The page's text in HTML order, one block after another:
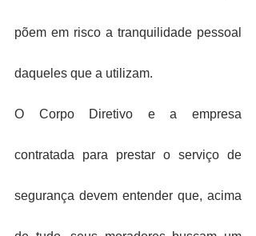
põem em risco a tranquilidade pessoal
daqueles que a utilizam.
O Corpo Diretivo e a empresa
contratada para prestar o serviço de
segurança devem entender que, acima